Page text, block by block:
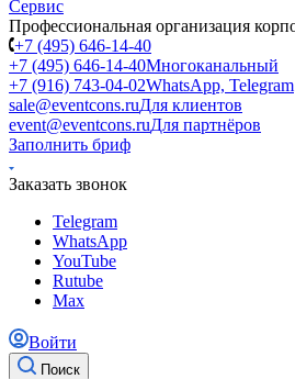
Профессиональная организация
+7 (495) 646-14-40
+7 (495) 646-14-40Многоканальный
+7 (916) 743-04-02WhatsApp, Telegram
sale@eventcons.ruДля клиентов
event@eventcons.ruДля партнёров
Заполнить бриф
Заказать звонок
Telegram
WhatsApp
YouTube
Rutube
Max
Войти
Поиск